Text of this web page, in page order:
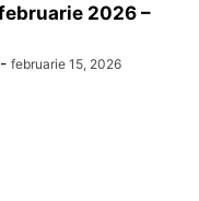
2026 –
- februarie 15, 2026